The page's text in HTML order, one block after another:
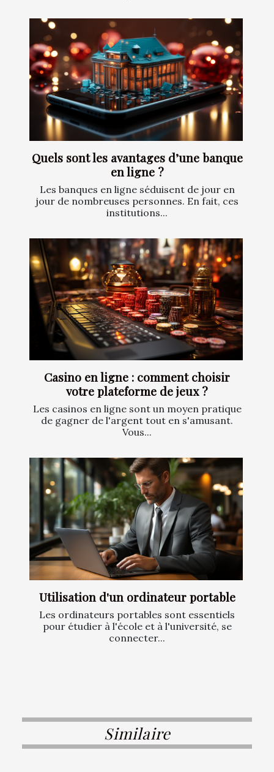
Quels sont les avantages d’une banque
en ligne ?
Les banques en ligne séduisent de jour en
jour de nombreuses personnes. En fait, ces
institutions...
Casino en ligne : comment choisir
votre plateforme de jeux ?
Les casinos en ligne sont un moyen pratique
de gagner de l'argent tout en s'amusant.
Vous...
Utilisation d'un ordinateur portable
Les ordinateurs portables sont essentiels
pour étudier à l'école et à l'université, se
connecter...
Similaire